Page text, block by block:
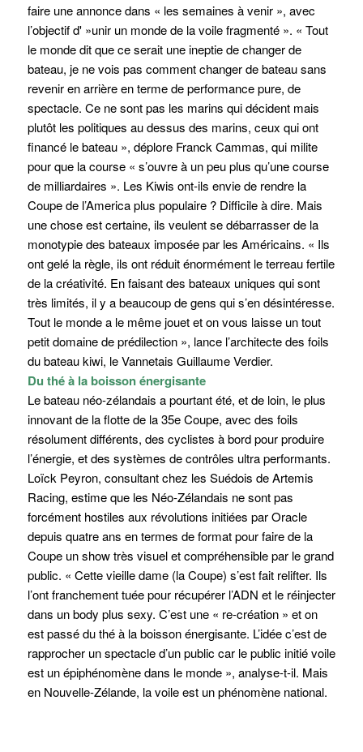
faire une annonce dans « les semaines à venir », avec
l’objectif d' »unir un monde de la voile fragmenté ». « Tout
le monde dit que ce serait une ineptie de changer de
bateau, je ne vois pas comment changer de bateau sans
revenir en arrière en terme de performance pure, de
spectacle. Ce ne sont pas les marins qui décident mais
plutôt les politiques au dessus des marins, ceux qui ont
financé le bateau », déplore Franck Cammas, qui milite
pour que la course « s’ouvre à un peu plus qu’une course
de milliardaires ». Les Kiwis ont-ils envie de rendre la
Coupe de l’America plus populaire ? Difficile à dire. Mais
une chose est certaine, ils veulent se débarrasser de la
monotypie des bateaux imposée par les Américains. « Ils
ont gelé la règle, ils ont réduit énormément le terreau fertile
de la créativité. En faisant des bateaux uniques qui sont
très limités, il y a beaucoup de gens qui s’en désintéresse.
Tout le monde a le même jouet et on vous laisse un tout
petit domaine de prédilection », lance l’architecte des foils
du bateau kiwi, le Vannetais Guillaume Verdier.
Du thé à la boisson énergisante
Le bateau néo-zélandais a pourtant été, et de loin, le plus
innovant de la flotte de la 35e Coupe, avec des foils
résolument différents, des cyclistes à bord pour produire
l’énergie, et des systèmes de contrôles ultra performants.
Loïck Peyron, consultant chez les Suédois de Artemis
Racing, estime que les Néo-Zélandais ne sont pas
forcément hostiles aux révolutions initiées par Oracle
depuis quatre ans en termes de format pour faire de la
Coupe un show très visuel et compréhensible par le grand
public. « Cette vieille dame (la Coupe) s’est fait relifter. Ils
l’ont franchement tuée pour récupérer l’ADN et le réinjecter
dans un body plus sexy. C’est une « re-création » et on
est passé du thé à la boisson énergisante. L’idée c’est de
rapprocher un spectacle d’un public car le public initié voile
est un épiphénomène dans le monde », analyse-t-il. Mais
en Nouvelle-Zélande, la voile est un phénomène national.